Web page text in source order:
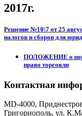
2017г.
Решение №10\7 от 25
налогов и сборов для
ПОЛОЖЕНИЕ о
право торговли
Контактная
MD-4000,
Григориополь, ул.